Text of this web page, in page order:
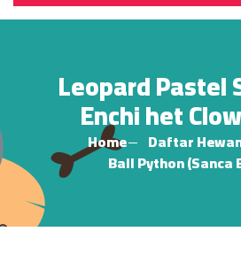
Leopard Pastel
Enchi het
Home Daftar
Ball Python (Sanca